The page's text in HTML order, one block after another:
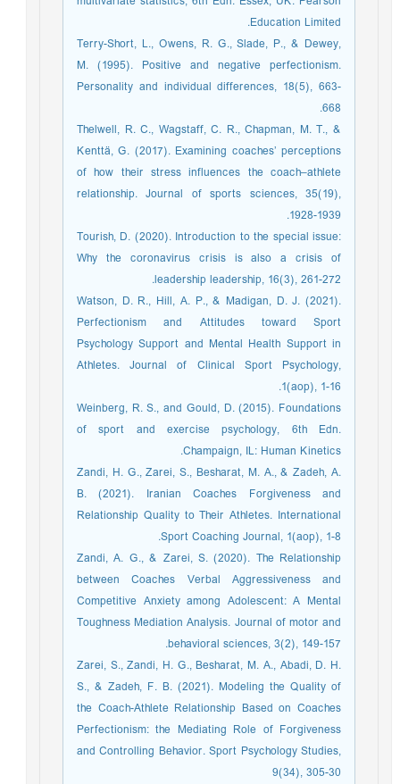
Education Limited.
Terry-Short, L., Owens, R. G., Slade, P., & Dewey,
M. (1995). Positive and negative perfectionism.
Personality and individual differences, 18(5), 663-
668.
Thelwell, R. C., Wagstaff, C. R., Chapman, M. T., &
Kenttä, G. (2017). Examining coaches’ perceptions
of how their stress influences the coach–athlete
relationship. Journal of sports sciences, 35(19),
1928-1939.
Tourish, D. (2020). Introduction to the special issue:
Why the coronavirus crisis is also a crisis of
leadership leadership, 16(3), 261-272.
Watson, D. R., Hill, A. P., & Madigan, D. J. (2021).
Perfectionism and Attitudes toward Sport
Psychology Support and Mental Health Support in
Athletes. Journal of Clinical Sport Psychology,
1(aop), 1-16.
Weinberg, R. S., and Gould, D. (2015). Foundations
of sport and exercise psychology, 6th Edn.
Champaign, IL: Human Kinetics.
Zandi, H. G., Zarei, S., Besharat, M. A., & Zadeh, A.
B. (2021). Iranian Coaches Forgiveness and
Relationship Quality to Their Athletes. International
Sport Coaching Journal, 1(aop), 1-8.
Zandi, A. G., & Zarei, S. (2020). The Relationship
between Coaches Verbal Aggressiveness and
Competitive Anxiety among Adolescent: A Mental
Toughness Mediation Analysis. Journal of motor and
behavioral sciences, 3(2), 149-157.
Zarei, S., Zandi, H. G., Besharat, M. A., Abadi, D. H.
S., & Zadeh, F. B. (2021). Modeling the Quality of
the Coach-Athlete Relationship Based on Coaches
Perfectionism: the Mediating Role of Forgiveness
and Controlling Behavior. Sport Psychology Studies,
9(34), 305-30